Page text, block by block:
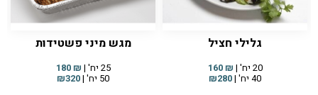
גלילי חציל
20 יח' | ₪
160
40 יח' | ₪280
מגש מיני פשטידות
25 יח' | ₪
180
50 יח' | ₪320